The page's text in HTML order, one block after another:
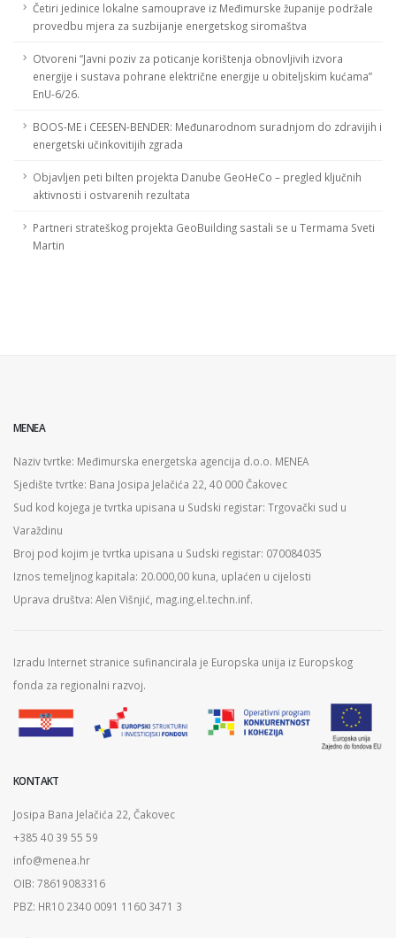
Četiri jedinice lokalne samouprave iz Međimurske županije podržale
provedbu mjera za suzbijanje energetskog siromaštva
Otvoreni “Javni poziv za poticanje korištenja obnovljivih izvora
energije i sustava pohrane električne energije u obiteljskim kućama”
EnU-6/26.
BOOS-ME i CEESEN-BENDER: Međunarodnom suradnjom do zdravijih i
energetski učinkovitijih zgrada
Objavljen peti bilten projekta Danube GeoHeCo – pregled ključnih
aktivnosti i ostvarenih rezultata
Partneri strateškog projekta GeoBuilding sastali se u Termama Sveti
Martin
MENEA
Naziv tvrtke: Međimurska energetska agencija d.o.o. MENEA
Sjedište tvrtke: Bana Josipa Jelačića 22, 40 000 Čakovec
Sud kod kojega je tvrtka upisana u Sudski registar: Trgovački sud u
Varaždinu
Broj pod kojim je tvrtka upisana u Sudski registar: 070084035
Iznos temeljnog kapitala: 20.000,00 kuna, uplaćen u cijelosti
Uprava društva: Alen Višnjić, mag.ing.el.techn.inf.
Izradu Internet stranice sufinancirala je Europska unija iz Europskog
fonda za regionalni razvoj.
KONTAKT
Josipa Bana Jelačića 22, Čakovec
+385 40 39 55 59
info@menea.hr
OIB: 78619083316
PBZ: HR10 2340 0091 1160 3471 3